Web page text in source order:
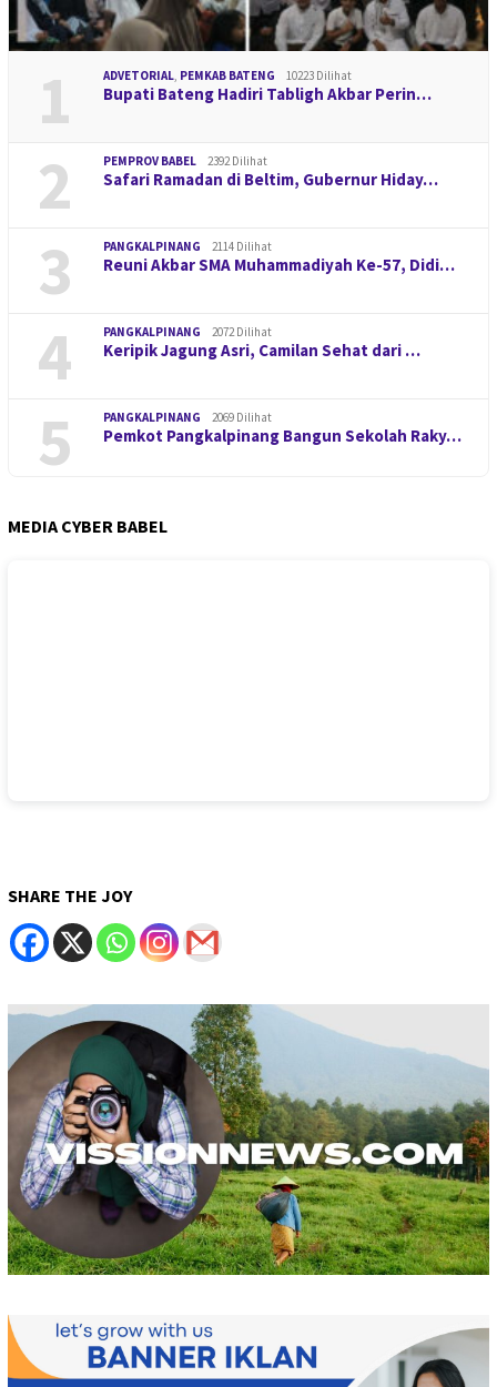
1 ADVETORIAL PEMKAB BATENG 10223 Dilihat
Bupati Bateng Hadiri Tabligh Akbar Perin…
2 PEMPROV BABEL 2392 Dilihat
Safari Ramadan di Beltim, Gubernur Hiday…
3 PANGKALPINANG 2114 Dilihat
Reuni Akbar SMA Muhammadiyah Ke-57, Didi…
4 PANGKALPINANG 2072 Dilihat
Keripik Jagung Asri, Camilan Sehat dari …
5 PANGKALPINANG 2069 Dilihat
Pemkot Pangkalpinang Bangun Sekolah Raky…
MEDIA CYBER BABEL
SHARE THE JOY